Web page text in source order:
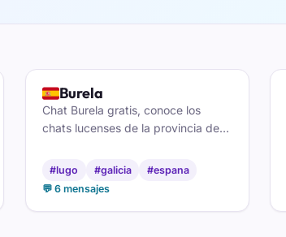
🇪🇸Burela
Chat Burela gratis, conoce los
chats lucenses de la provincia de
Burela
#lugo #galicia
#espana
💬 6 mensajes